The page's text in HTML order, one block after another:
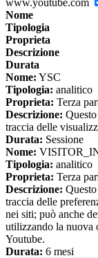
www.youtube.com
Nome
Tipologia
Proprieta
Descrizione
Durata
Nome: YSC
Tipologia: analitico
Proprieta: Terza
Descrizione:
traccia delle
Durata: Sessione
Nome:
Tipologia: analitico
Proprieta: Terza
Descrizione:
traccia delle
nei siti; può anche
utilizzando la nuova
Youtube.
Durata: 6 mesi